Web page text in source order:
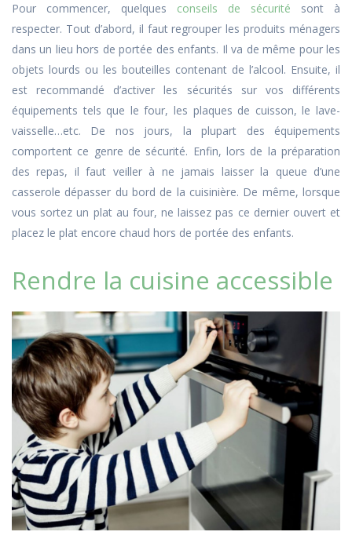
Pour commencer, quelques conseils de sécurité
sont à
respecter. Tout d’abord, il faut regrouper les produits ménagers
dans un lieu hors de portée des enfants. Il va de même pour les
objets lourds ou les bouteilles contenant de l’alcool. Ensuite, il
est recommandé d’activer les sécurités sur vos différents
équipements tels que le four, les plaques de cuisson, le lave-
vaisselle…etc. De nos jours, la plupart des équipements
comportent ce genre de sécurité. Enfin, lors de la préparation
des repas, il faut veiller à ne jamais laisser la queue d’une
casserole dépasser du bord de la cuisinière. De même, lorsque
vous sortez un plat au four, ne laissez pas ce dernier ouvert et
placez le plat encore chaud hors de portée des enfants.
Rendre la cuisine accessible